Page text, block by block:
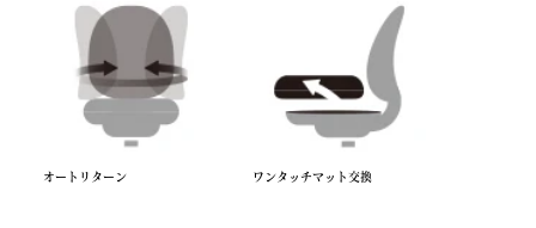
オートリターン ワンタッチマット交換